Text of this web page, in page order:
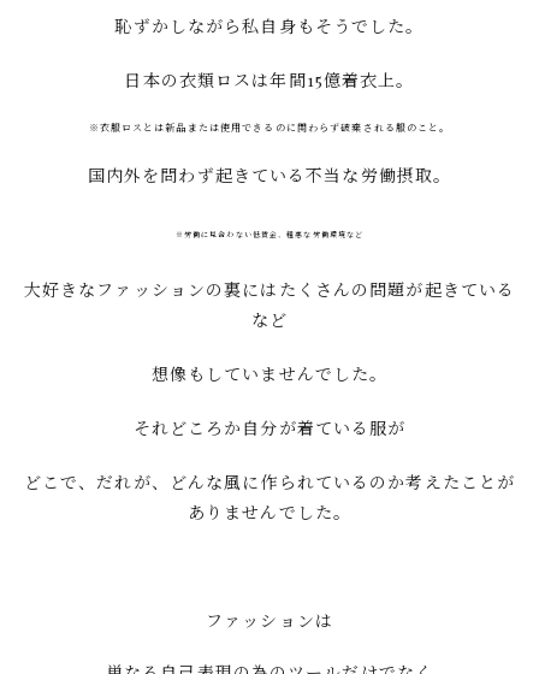
恥ずかしながら私自身もそうでした。
日本の衣類ロスは年間15億着衣上。
※衣服ロスとは新品または使用できるのに関わらず破棄される服のこと。
国内外を問わず起きている不当な労働摂取。
※ 労働に見合わない低賃金、粗悪な労働環境など
大好きなファッションの裏にはたくさんの 問題が起きている
など
想像もしていませんでした。
それどころか自分が着ている服が
どこで、だれが、どんな風に作られてい るのか考えたことが
ありませんでした。
ファッションは